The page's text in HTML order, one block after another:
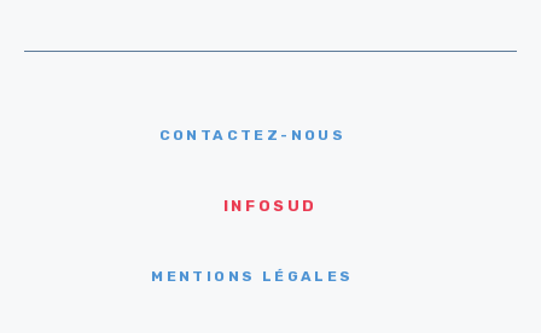
CONTACTEZ-NOUS
INFOSUD
MENTIONS LÉGALES